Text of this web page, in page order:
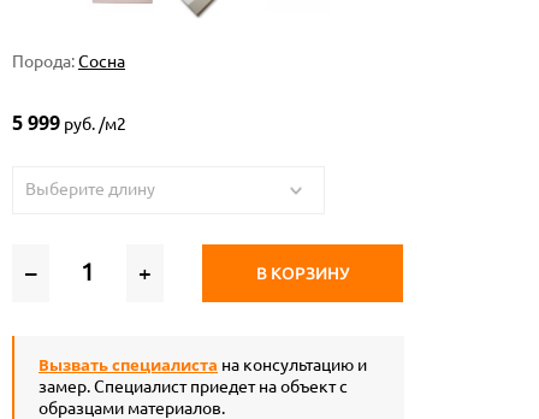
Порода:Сосна
5 999 руб. /м2
Выберите длину
– + В КОРЗИНУ
Вызвать специалиста на консультацию и
замер. Специалист приедет на объект с
образцами материалов.